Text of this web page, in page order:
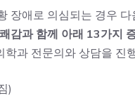
장애로 의심되는 경우
감과 함께 아래 13가지
과 전문의와 상담을 진
)